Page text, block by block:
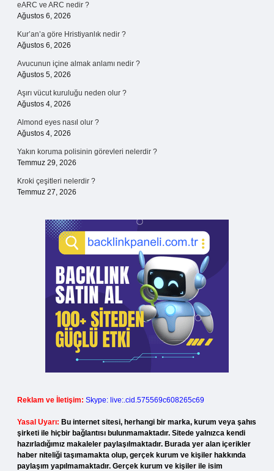
eARC ve ARC nedir ?
Ağustos 6, 2026
Kur’an’a göre Hristiyanlık nedir ?
Ağustos 6, 2026
Avucunun içine almak anlamı nedir ?
Ağustos 5, 2026
Aşırı vücut kuruluğu neden olur ?
Ağustos 4, 2026
Almond eyes nasıl olur ?
Ağustos 4, 2026
Yakın koruma polisinin görevleri nelerdir ?
Temmuz 29, 2026
Kroki çeşitleri nelerdir ?
Temmuz 27, 2026
Reklam ve İletişim: Skype: live:.cid.575569c608265c69
Yasal Uyarı: Bu internet sitesi, herhangi bir marka, kurum veya şahıs
şirketi ile hiçbir bağlantısı bulunmamaktadır. Sitede yalnızca kendi
hazırladığımız makaleler paylaşılmaktadır. Burada yer alan içerikler
haber niteliği taşımamakta olup, gerçek kurum ve kişiler hakkında
paylaşım yapılmamaktadır. Gerçek kurum ve kişiler ile isim